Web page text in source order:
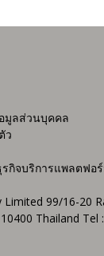
มูลส่วนบุคคล
ว
กิจบริการแพลตฟอ
Limited 99/16-20
Thailand Tel